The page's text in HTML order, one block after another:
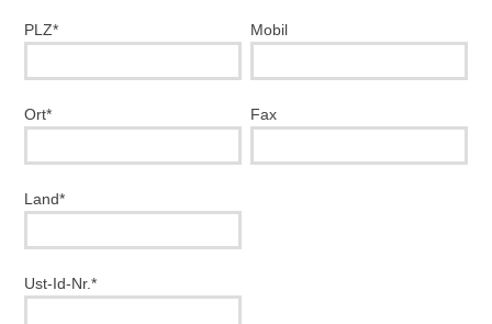
PLZ*
Ort*
Land*
Ust-Id-Nr.*
Mobil
Fax